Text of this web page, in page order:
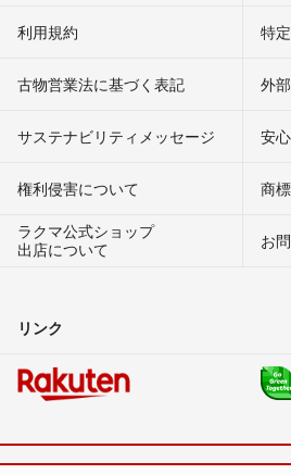
利用規約 特
古物営業法に基づく表記 外
サステナビリティメッセージ 安
権利侵害について
商
ラクマ公式ショップ
出店について
お
リンク